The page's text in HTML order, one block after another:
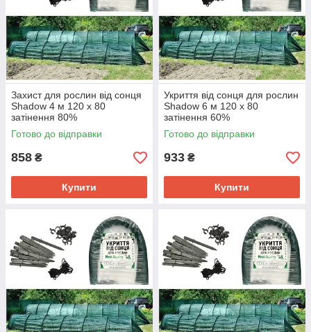
Захист для рослин від сонця
Shadow 4 м 120 х 80
затінення 80%
Готово до відправки
858 ₴
Купити
Укриття від сонця для рослин
Shadow 6 м 120 х 80
затінення 60%
Готово до відправки
933 ₴
Купити